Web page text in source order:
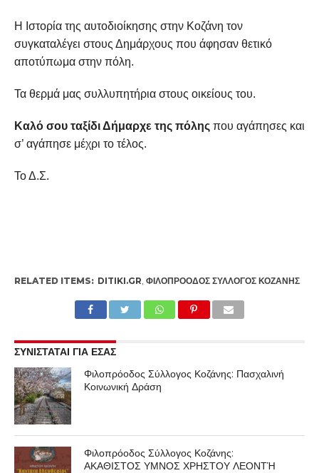
Η Ιστορία της αυτοδιοίκησης στην Κοζάνη τον
συγκαταλέγει στους Δημάρχους που άφησαν θετικό
αποτύπωμα στην πόλη.
Τα θερμά μας συλλυπητήρια στους οικείους του.
Καλό σου ταξίδι Δήμαρχε της πόληςπου αγάπησες και
σ’ αγάπησε μέχρι το τέλος.
Το Δ.Σ.
RELATED ITEMS: DITIKI.GR ΦΙΛΟΠΡΌΟΔΟΣ ΣΎΛΛΟΓΟΣ ΚΟΖΆΝΗΣ
ΣΥΝΙΣΤΑΤΑΙ ΓΙΑ ΕΣΑΣ
Φιλοπρόοδος Σύλλογος Κοζάνης: Πασχαλινή
Κοινωνική Δράση
Φιλοπρόοδος Σύλλογος Κοζάνης:
ΑΚΑΘΙΣΤΟΣ ΥΜΝΟΣ ΧΡΗΣΤΟΥ ΛΕΟΝΤΉ